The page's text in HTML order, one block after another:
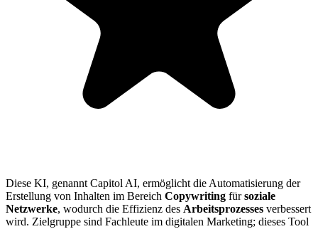
Diese KI, genannt Capitol AI, ermöglicht die Automatisierung der
Erstellung von Inhalten im Bereich Copywriting fürsoziale
Netzwerke, wodurch die Effizienz des Arbeitsprozesses verbessert
wird. Zielgruppe sind Fachleute im digitalen Marketing; dieses Tool